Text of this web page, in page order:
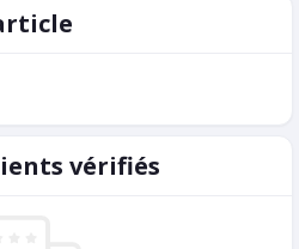
vérifiés